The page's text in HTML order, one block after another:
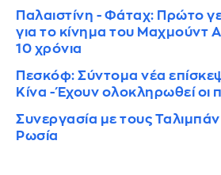
Παλαιστίνη - Φάταχ: Πρώτο
για το κίνημα του Μαχμούντ
10 χρόνια
Πεσκόφ: Σύντομα νέα
Κίνα - Έχουν ολοκληρωθεί οι
Συνεργασία με τους
Ρωσία